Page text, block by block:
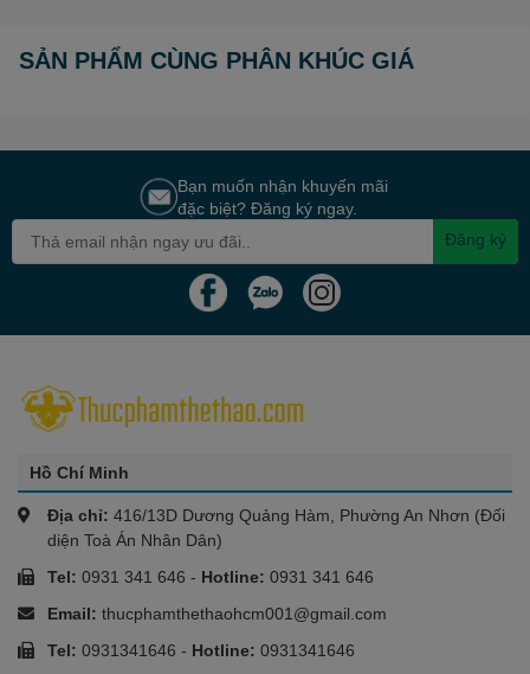
SẢN PHẨM CÙNG PHÂN KHÚC GIÁ
Bạn muốn nhận khuyến mãi
đặc biệt? Đăng ký ngay.
Đăng ký
Hồ Chí Minh
Địa chỉ: 416/13D Dương Quảng Hàm, Phường An Nhơn (Đối
diện Toà Án Nhân Dân)
Tel: 0931 341 646 - Hotline: 0931 341 646
Email: thucphamthethaohcm001@gmail.com
Tel: 0931341646 - Hotline: 0931341646